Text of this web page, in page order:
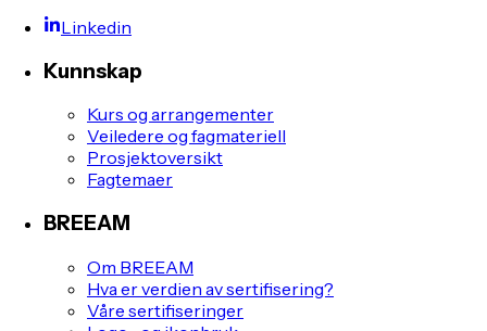
Linkedin
Kunnskap
Kurs og arrangementer
Veiledere og fagmateriell
Prosjektoversikt
Fagtemaer
BREEAM
Om BREEAM
Hva er verdien av sertifisering?
Våre sertifiseringer